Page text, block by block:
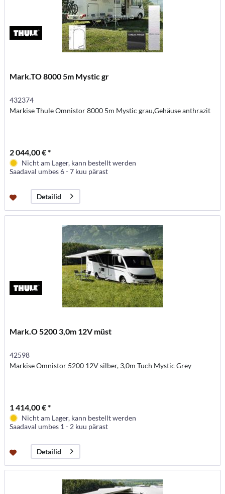
Mark.TO 8000 5m Mystic gr
432374
Markise Thule Omnistor 8000 5m Mystic grau,Gehäuse anthrazit
2 044,00 € *
Nicht am Lager, kann bestellt werden
Saadaval umbes 6 - 7 kuu pärast
Detailid
Mark.O 5200 3,0m 12V müst
42598
Markise Omnistor 5200 12V silber, 3,0m Tuch Mystic Grey
1 414,00 € *
Nicht am Lager, kann bestellt werden
Saadaval umbes 1 - 2 kuu pärast
Detailid